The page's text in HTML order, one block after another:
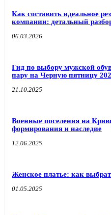
Как составить идеальное
компании: детальный
06.03.2026
Гид по выбору мужской
пару на Черную пятницу
21.10.2025
Военные поселения на
формирования и наследие
12.06.2025
Женское платье: как
01.05.2025